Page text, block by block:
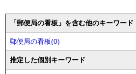
「郵便局の看板」を含む他のキーワード
郵便局の看板(0)
推定した個別キーワード